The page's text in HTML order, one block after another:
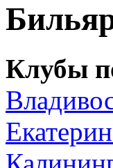
Клубы